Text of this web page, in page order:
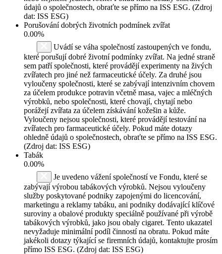
údajů o společnostech, obraťte se přímo na ISS ESG. (Zdroj
dat: ISS ESG)
Porušování dobrých životních podmínek zvířat
0.00%
Uvádí se váha společností zastoupených ve fondu,
které porušují dobré životní podmínky zvířat. Na jedné straně
sem patří společnosti, které provádějí experimenty na živých
zvířatech pro jiné než farmaceutické účely. Za druhé jsou
vyloučeny společnosti, které se zabývají intenzivním chovem
za účelem produkce potravin včetně masa, vajec a mléčných
výrobků, nebo společnosti, které chovají, chytají nebo
porážejí zvířata za účelem získávání kožešin a kůže.
Vyloučeny nejsou společnosti, které provádějí testování na
zvířatech pro farmaceutické účely. Pokud máte dotazy
ohledně údajů o společnostech, obraťte se přímo na ISS ESG.
(Zdroj dat: ISS ESG)
Tabák
0.00%
Je uvedeno vážení společností ve Fondu, které se
zabývají výrobou tabákových výrobků. Nejsou vyloučeny
služby poskytované podniky zapojenými do licencování,
marketingu a reklamy tabáku, ani podniky dodávající klíčové
suroviny a obalové produkty speciálně používané při výrobě
tabákových výrobků, jako jsou obaly cigaret. Tento ukazatel
nevyžaduje minimální podíl činností na obratu. Pokud máte
jakékoli dotazy týkající se firemních údajů, kontaktujte prosím
přímo ISS ESG. (Zdroj dat: ISS ESG)